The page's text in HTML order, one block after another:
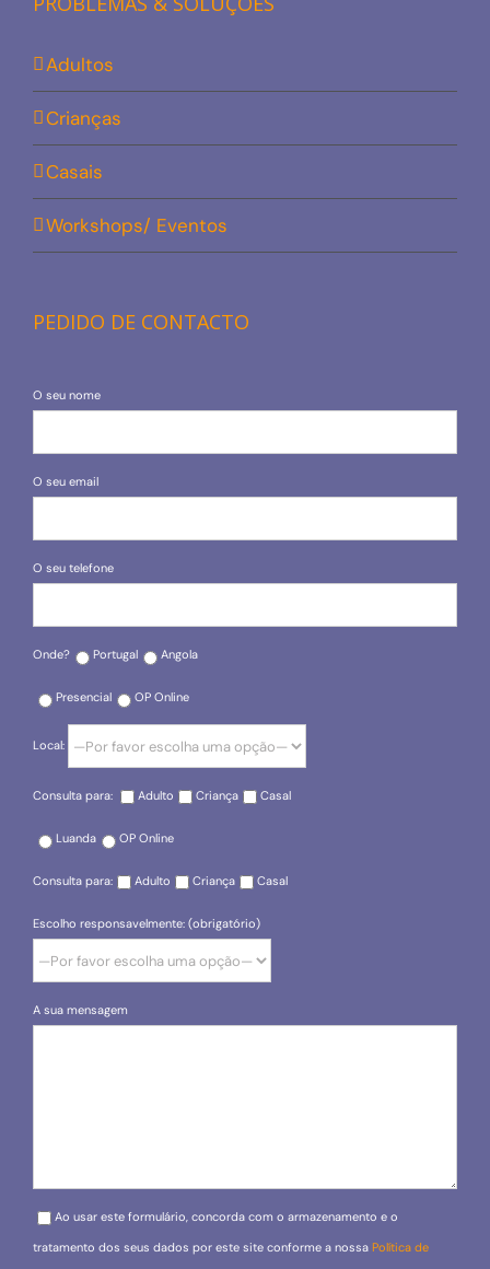
Adultos
Crianças
Casais
Workshops/ Eventos
PEDIDO DE CONTACTO
O seu nome
O seu email
O seu telefone
Onde? Portugal Angola
Presencial OP Online
Local:
Consulta para: Adulto Criança Casal
Luanda OP Online
Consulta para: Adulto Criança Casal
Escolho responsavelmente: (obrigatório)
A sua mensagem
Please leave this field empty.
Ao usar este formulário, concorda com o armazenamento e o
tratamento dos seus dados por este site conforme a nossa Política de